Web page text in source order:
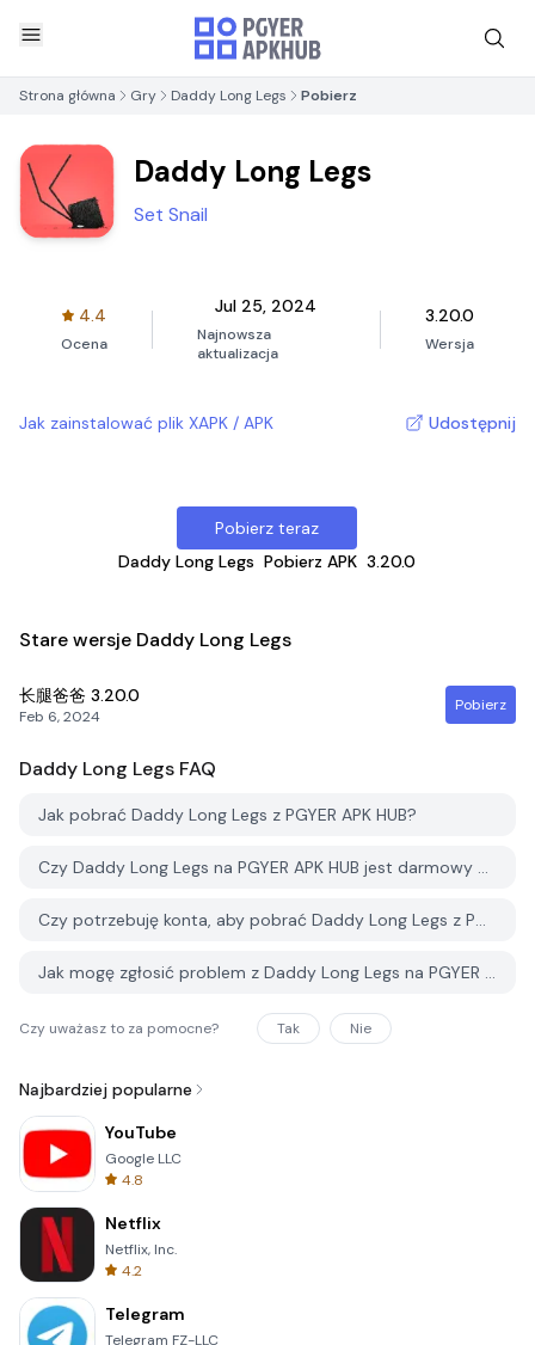
Strona główna Gry Daddy Long Legs Pobierz
Daddy Long Legs
Set Snail
4.4
Ocena
Jul 25, 2024
Najnowsza
aktualizacja
3.20.0
Wersja
Jak zainstalować plik XAPK / APK Udostępnij
Pobierz teraz
Daddy Long Legs Pobierz APK 3.20.0
Stare wersje Daddy Long Legs
长腿爸爸 3.20.0
Feb 6, 2024
Pobierz
Daddy Long Legs FAQ
Jak pobrać Daddy Long Legs z PGYER APK HUB?
Czy Daddy Long Legs na PGYER APK HUB jest darmowy do pobrania?
Czy potrzebuję konta, aby pobrać Daddy Long Legs z PGYER APK HUB?
Jak mogę zgłosić problem z Daddy Long Legs na PGYER APK HUB?
Czy uważasz to za pomocne? Tak Nie
Najbardziej popularne
YouTube
Google LLC
4.8
Netflix
Netflix, Inc.
4.2
Telegram
Telegram FZ-LLC